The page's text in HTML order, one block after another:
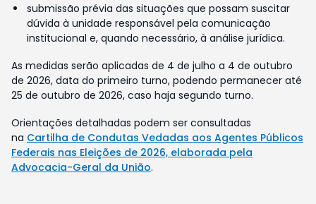
submissão prévia das situações que possam suscitar
dúvida à unidade responsável pela comunicação
institucional e, quando necessário, à análise jurídica.
As medidas serão aplicadas de 4 de julho a 4 de outubro
de 2026, data do primeiro turno, podendo permanecer até
25 de outubro de 2026, caso haja segundo turno.
Orientações detalhadas podem ser consultadas
na Cartilha de Condutas Vedadas aos Agentes Públicos
Federais nas Eleições de 2026, elaborada pela
Advocacia-Geral da União.